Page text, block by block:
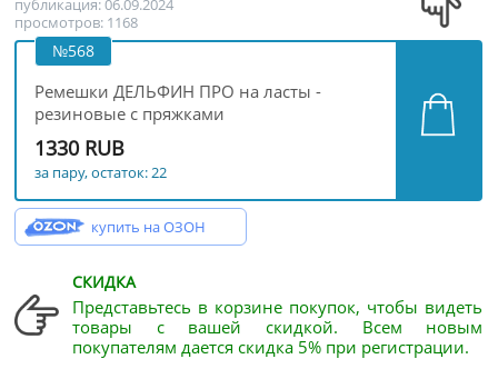
публикация: 06.09.2024
просмотров: 1168
№568
Ремешки ДЕЛЬФИН ПРО на ласты -
резиновые с пряжками
1330 RUB
за пару, остаток: 22
купить на ОЗОН
СКИДКА
Представьтесь в корзине покупок, чтобы видеть
товары с вашей скидкой. Всем новым
покупателям дается скидка 5% при регистрации.